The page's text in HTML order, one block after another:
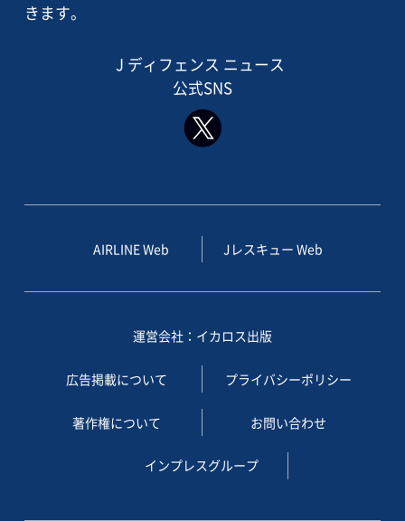
きます。
J ディフェンス ニュース
公式SNS
AIRLINE Web Jレスキュー Web
運営会社：イカロス出版
広告掲載について プライバシーポリシー
著作権について お問い合わせ
インプレスグループ